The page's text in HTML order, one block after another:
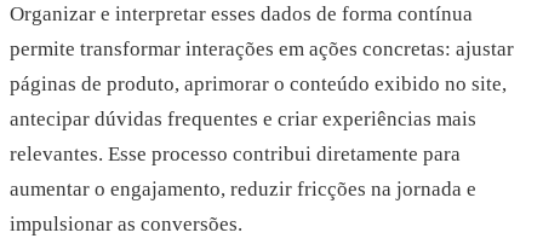
Organizar e interpretar esses dados de forma contínua
permite transformar interações em ações concretas: ajustar
páginas de produto, aprimorar o conteúdo exibido no site,
antecipar dúvidas frequentes e criar experiências mais
relevantes. Esse processo contribui diretamente para
aumentar o engajamento, reduzir fricções na jornada e
impulsionar as conversões.